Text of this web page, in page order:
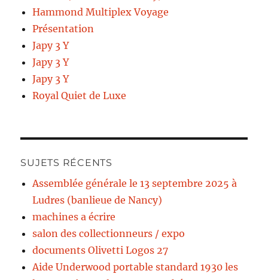
Hammond Multiplex Voyage
Présentation
Japy 3 Y
Japy 3 Y
Japy 3 Y
Royal Quiet de Luxe
SUJETS RÉCENTS
Assemblée générale le 13 septembre 2025 à
Ludres (banlieue de Nancy)
machines a écrire
salon des collectionneurs / expo
documents Olivetti Logos 27
Aide Underwood portable standard 1930 les